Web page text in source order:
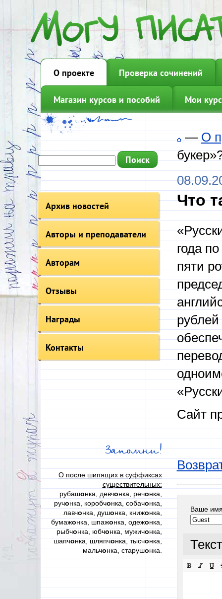
О проекте Проверка сочинений
Магазин курсов и пособий Мои
Архив новостей
Авторы и преподаватели
Авторам
Отзывы
Награды
Контакты
Запомни!
О после шипящих в суффиксах
существительных:
рубашонка, девчонка, речонка,
ручонка, коробчонка, собачонка,
лавчонка, душонка, книжонка,
бумажонка, шпажонка, одежонка,
рыбчонка, юбчонка, мужичонка,
шапчонка, шляпчонка, тысчонка,
мальчонка, старушонка.
—О
Что
года
пяти
Сайт
Ваше